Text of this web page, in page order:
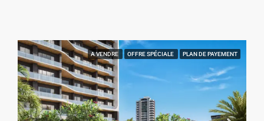
A VENDRE OFFRE SPÉCIALE PLAN DE PAYEMENT